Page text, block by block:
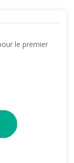
le premier